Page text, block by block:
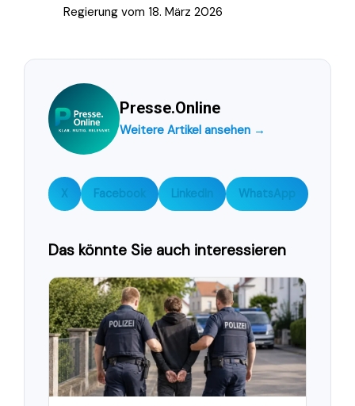
Regierung vom 18. März 2026
Presse.Online
Weitere Artikel ansehen →
X Facebook LinkedIn WhatsApp
Das könnte Sie auch interessieren